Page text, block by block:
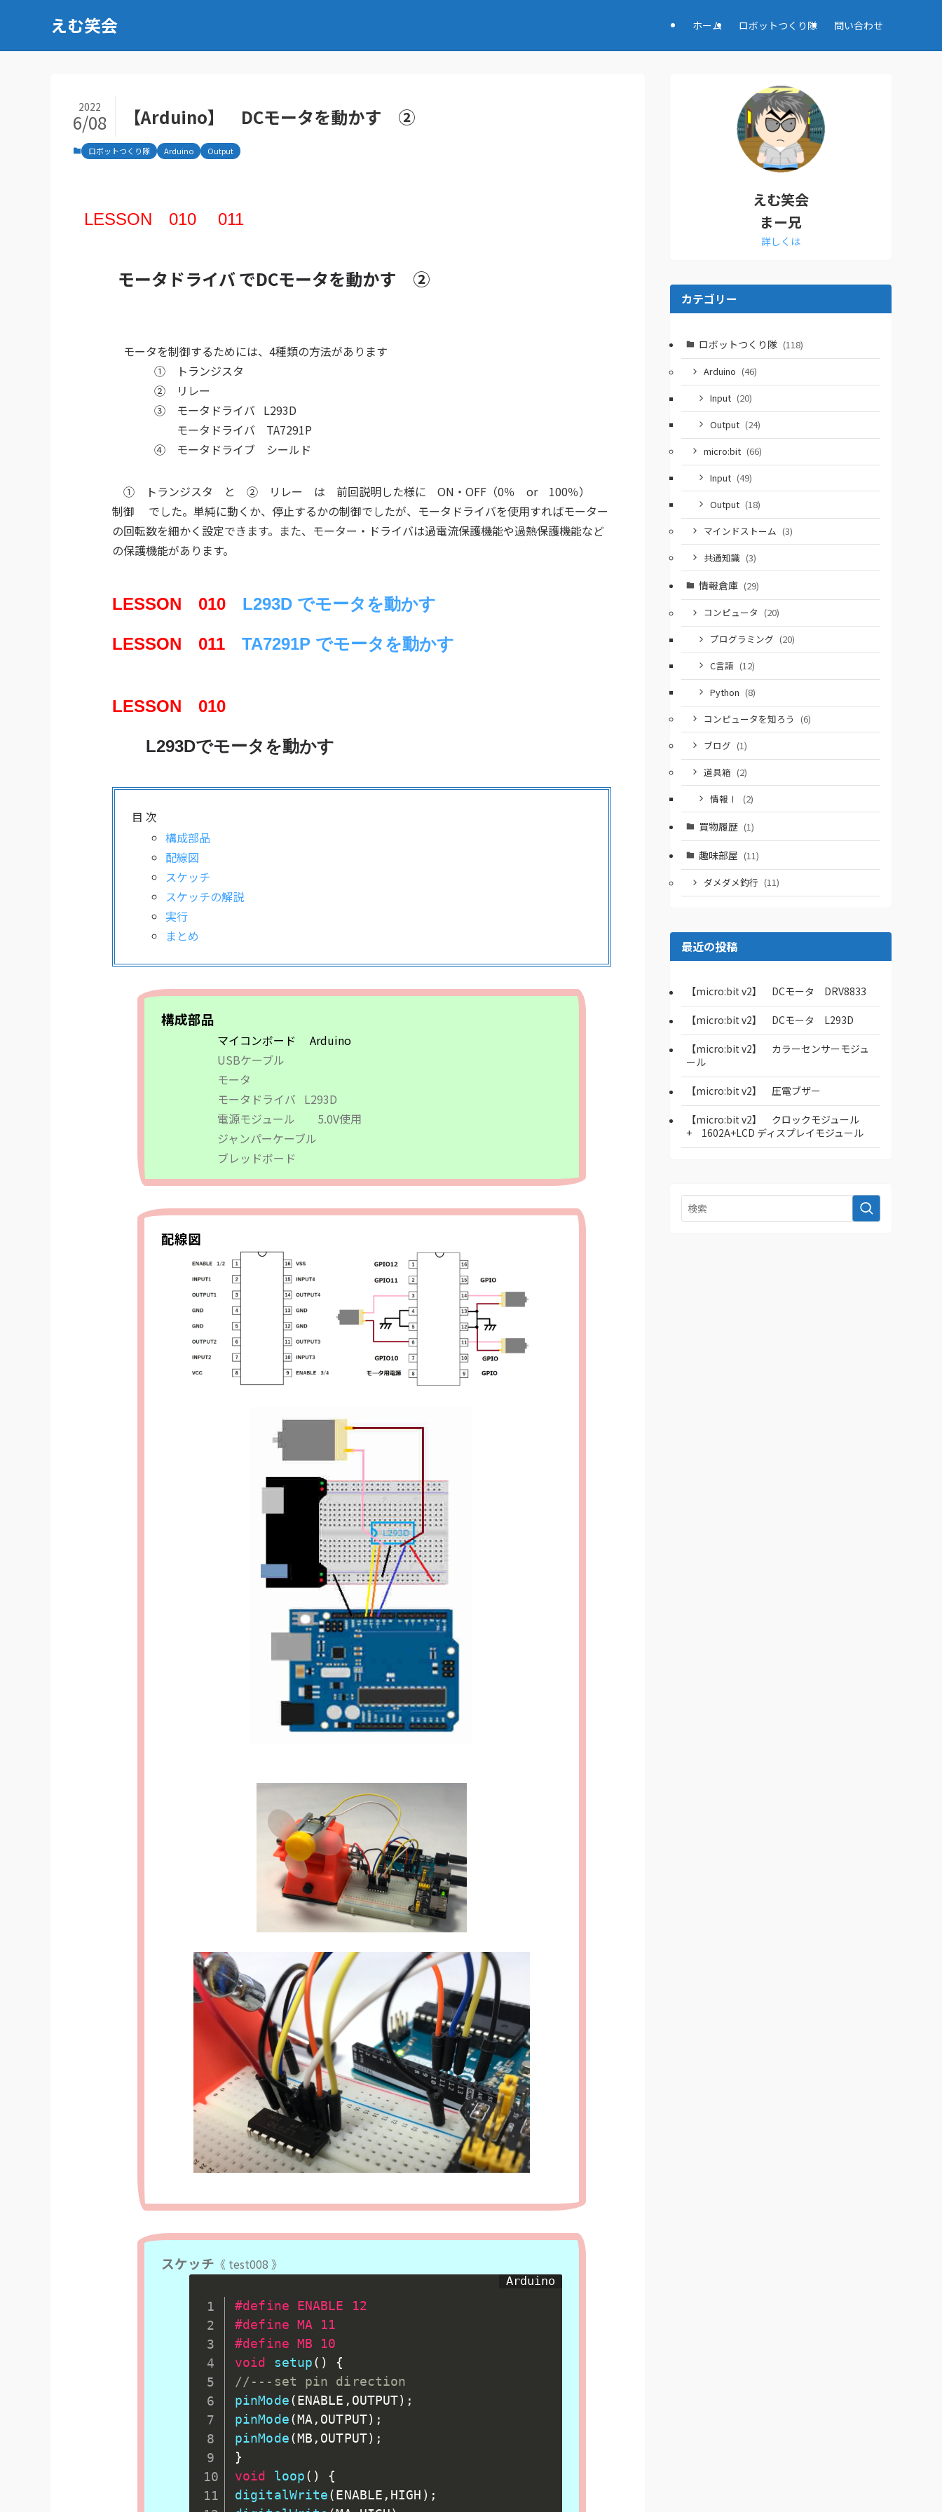
えむ笑会 ホーム ロボットつくり隊 問い合わせ
【Arduino】 DCモータを動かす ②
2022
6/08
ロボットつくり隊 Arduino Output
LESSON 010 011
モータドライバでDCモータを動かす ②
モータを制御するためには、4種類の方法があります
①​ トランジスタ
② リレー​
③​ モータドライバ L293D
モータドライバ TA7291P
④ モータドライブ シールド
①​ トランジスタ と ② リレー​ は 前回説明した様に ON・OFF（0％ or 100％）
制御 でした。単純に動くか、停止するかの制御でしたが、モータドライバを使用すればモーター
の回転数を細かく設定できます。また、モーター・ドライバは過電流保護機能や過熱保護機能など
の保護機能があります。
LESSON 010 L293D でモータを動かす
LESSON 011 TA7291P​ でモータを動かす
LESSON 010
L293Dでモータを動かす
目 次
構成部品
配線図
スケッチ
スケッチの解説
実行
まとめ
構成部品
マイコンボード Arduino
USBケーブル
モータ
モータドライバ L293D
電源モジュール 5.0V使用
ジャンパーケーブル
ブレッドボード
配線図
スケッチ 《 test008 》
#define ENABLE 12
#define MA 11
#define MB 10
void
setup( )
{
//---set pin direction
pinMode(ENABLE , OUTPUT) ;
pinMode(MA, OUTPUT) ;
pinMode(MB , OUTPUT) ;
}
void
loop( )
{
digitalWrite(ENABLE , HIGH ) ;
えむ笑会
まー兄
詳しくは
カテゴリー
ロボットつくり隊 (118)
Arduino (46)
Input (20)
Output (24)
micro:bit (66)
Input (49)
Output (18)
マインドストーム (3)
共通知識 (3)
情報倉庫 (29)
コンピュータ (20)
プログラミング (20)
C言語 (12)
Python (8)
コンピュータを知ろう (6)
ブログ (1)
道具箱 (2)
情報Ⅰ
(2)
買物履歴 (1)
趣味部屋 (11)
ダメダメ釣行 (11)
最近の投稿
【micro:bit v2】 DCモータ DRV8833
【micro:bit v2】 DCモータ L293D
【micro:bit v2】 カラーセンサーモジュ
ール
【micro:bit v2】 圧電ブザー
【micro:bit v2】 クロックモジュール
+ 1602A+LCD ディスプレイモジュール